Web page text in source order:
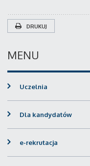
DRUKUJ
MENU
Uczelnia
Dla kandydatów
e-rekrutacja